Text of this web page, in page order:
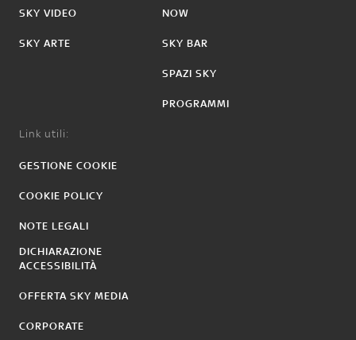
SKY VIDEO
SKY ARTE
NOW
SKY BAR
SPAZI SKY
PROGRAMMI
Link utili:
GESTIONE COOKIE
COOKIE POLICY
NOTE LEGALI
DICHIARAZIONE
ACCESSIBILITÀ
OFFERTA SKY MEDIA
CORPORATE